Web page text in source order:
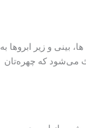
بینی و زیر ابروها به
می‌شود که چهره‌تان